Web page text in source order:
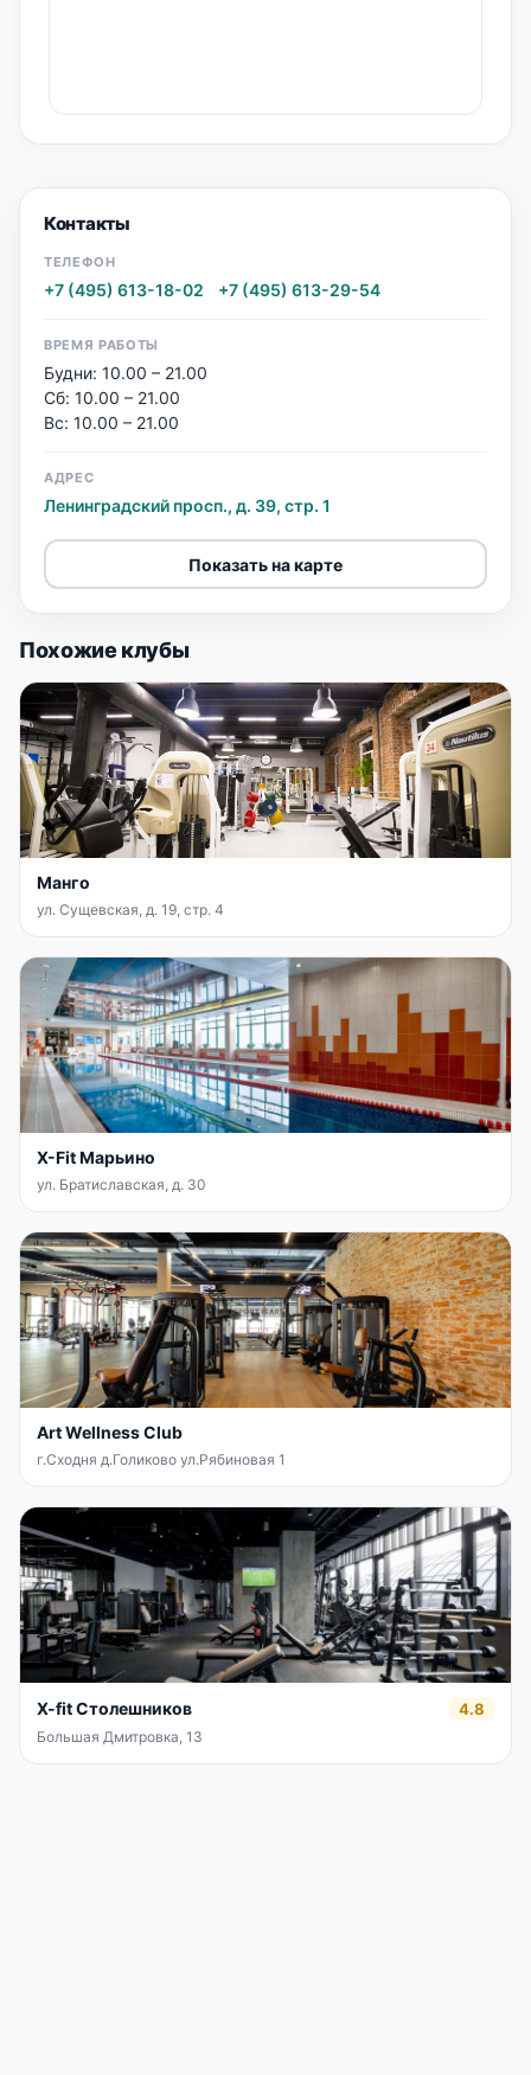
Контакты
ТЕЛЕФОН
+7 (495) 613-18-02 +7 (495) 613-29-54
ВРЕМЯ РАБОТЫ
Будни: 10.00 – 21.00
Сб: 10.00 – 21.00
Вс: 10.00 – 21.00
АДРЕС
Ленинградский просп., д. 39, стр. 1
Показать на карте
Похожие клубы
Манго
ул. Сущевская, д. 19, стр. 4
X-Fit Марьино
ул. Братиславская, д. 30
Art Wellness Club
г.Сходня д.Голиково ул.Рябиновая 1
X-fit Столешников 4.8
Большая Дмитровка, 13